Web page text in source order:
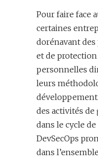
Pour faire face
certaines
dorénavant des
et de
personnelles
leurs
des activités de
dans le cycle
DevSecOps
dans